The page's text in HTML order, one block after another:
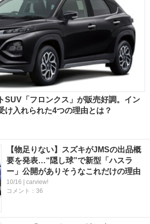
SUV「フロンクス」が販売好調。イン
け入れられた4つの理由とは？
【物足りない】スズキがJMSの出品概
要を発表…“隠し球”で新型「ハスラ
ー」公開がありそうなこれだけの理由
10/16 | carview!
コメント：36